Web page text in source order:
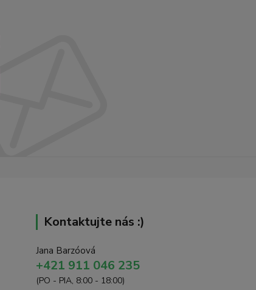
Kontaktujte nás :)
Jana Barzóová
+421 911 046 235
(PO - PIA, 8:00 - 18:00)